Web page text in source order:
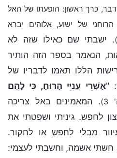
כרך ראשון: הופעתו של האל
של ישוע, אלוהים יברא
. ישבתי שם כאילו שזה לא
הנאמר בספר הזה הותיר
הללו תאמו לדבריו של
"אַשְׁרֵי עֲנִיֵּי הָרוּחַ, כִּי לָהֶם
. המאמינים באל צריכה
לחפש. גיניתי ושפטתי את
מבלי לחפש או לחקור.
חשתי אשמה, וחשבתי לעצמי: